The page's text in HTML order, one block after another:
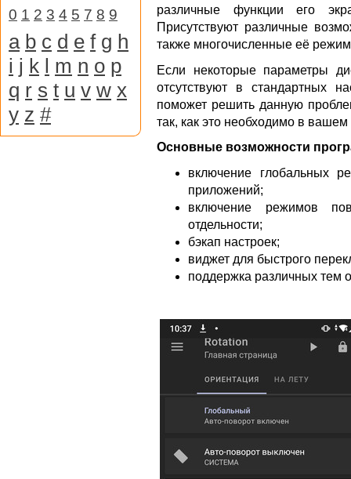
различные функции его
Присутствуют различные
также многочисленные её
Если некоторые параметры
отсутствуют в стандартных
поможет решить данную
так, как это необходимо в
Основные возможности
включение глобальных
приложений;
включение режимов
отдельности;
бэкап настроек;
виджет для быстрого
поддержка различных тем
0 1 2 3 4 5 7 8 9
a b c d e f g h
i j k l m n o p
q r s t u v w x
y z #